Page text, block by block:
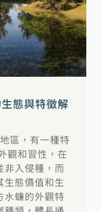
態與特徵解
區，有一種特
觀和習性，在
非入侵種，而
生態價值和生
水蠊的外觀特